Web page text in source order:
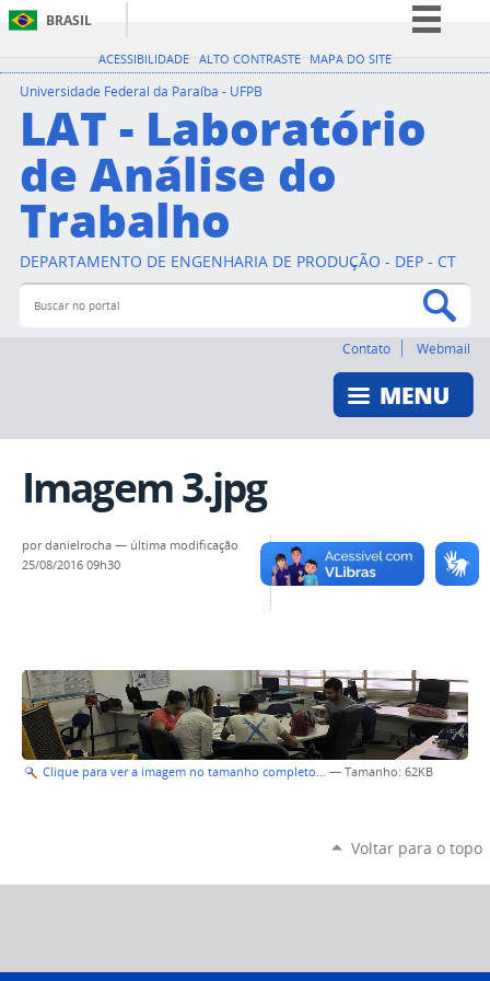
ACESSIBILIDADE ALTO CONTRASTE MAPA DO SITE
BRASIL
Simplifique!
Participe
Acesso à informação
Legislação
Universidade Federal da Paraíba - UFPB
LAT - Laboratório
de Análise do
Trabalho
DEPARTAMENTO DE ENGENHARIA DE PRODUÇÃO - DEP - CT
Buscar no portal
Contato Webmail
Imagem 3.jpg
pordanielrocha — última modificação
25/08/2016 09h30
Clique para ver a imagem no tamanho completo… — Tamanho: 62KB
Voltar para o topo